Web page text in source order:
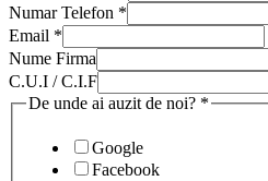
Numar Telefon *
Email *
Nume Firma
C.U.I / C.I.F
De unde ai auzit de noi? *
Google
Facebook